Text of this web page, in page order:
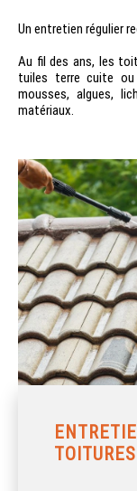
Un entretien régulier
Au fil des ans, les
tuiles terre cuite
mousses, algues,
matériaux.